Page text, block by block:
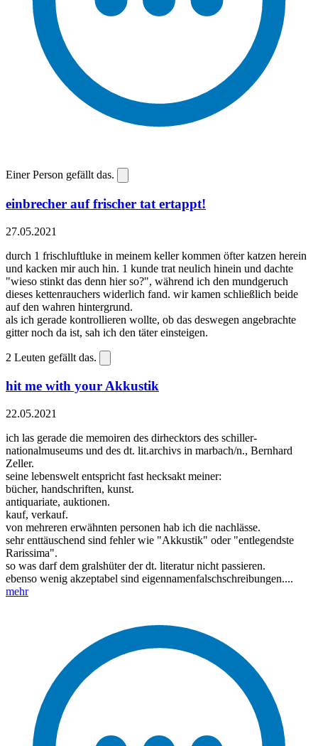
Einer Person gefällt das.
einbrecher auf frischer tat ertappt!
27.05.2021
durch 1 frischluftluke in meinem keller kommen öfter katzen herein
und kacken mir auch hin. 1 kunde trat neulich hinein und dachte
"wieso stinkt das denn hier so?", während ich den mundgeruch
dieses kettenrauchers widerlich fand. wir kamen schließlich beide
auf den wahren hintergrund.
als ich gerade kontrollieren wollte, ob das deswegen angebrachte
gitter noch da ist, sah ich den täter einsteigen.
2 Leuten gefällt das.
hit me with your Akkustik
22.05.2021
ich las gerade die memoiren des dirhecktors des schiller-
nationalmuseums und des dt. lit.archivs in marbach/n., Bernhard
Zeller.
seine lebenswelt entspricht fast hecksakt meiner:
bücher, handschriften, kunst.
antiquariate, auktionen.
kauf, verkauf.
von mehreren erwähnten personen hab ich die nachlässe.
sehr enttäuschend sind fehler wie "Akkustik" oder "entlegendste
Rarissima".
so was darf dem gralshüter der dt. literatur nicht passieren.
ebenso wenig akzeptabel sind eigennamenfalschschreibungen....
mehr